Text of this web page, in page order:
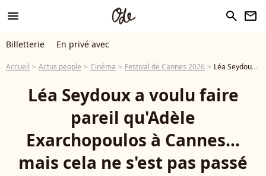
menu search newsletter
Billetterie En privé avec
Accueil Actus people Cinéma Festival de Cannes 2026 Léa Seydoux a voulu faire pareil qu'Adèle Exarchopoulos à Cannes... mais cela ne s'est pas passé comme prévu !
Léa Seydoux a voulu faire
pareil qu'Adèle
Exarchopoulos à Cannes...
mais cela ne s'est pas passé